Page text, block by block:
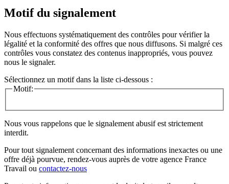
Motif du signalement
Nous effectuons systématiquement des contrôles pour vérifier la
légalité et la conformité des offres que nous diffusons. Si malgré ces
contrôles vous constatez des contenus inappropriés, vous pouvez
nous le signaler.
Sélectionnez un motif dans la liste ci-dessous :
Motif:
Nous vous rappelons que le signalement abusif est strictement
interdit.
Pour tout signalement concernant des informations inexactes ou une
offre déjà pourvue, rendez-vous auprès de votre agence France
Travail ou contactez-nous